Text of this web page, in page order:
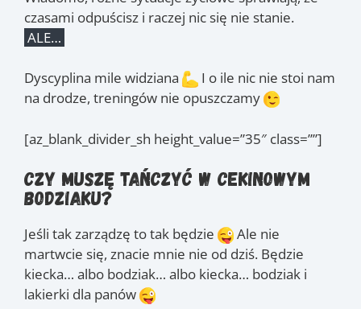
czasami odpuścisz i raczej nic się nie stanie.
ALE…
Dyscyplina mile widziana
I o ile nic nie stoi nam
na drodze, treningów nie opuszczamy
[az_blank_divider_sh height_value=”35″ class=””]
Czy muszę tańczyć w cekinowym
bodziaku?
Jeśli tak zarządzę to tak będzie
Ale nie
martwcie się, znacie mnie nie od dziś. Będzie
kiecka… albo bodziak… albo kiecka… bodziak i
lakierki dla panów